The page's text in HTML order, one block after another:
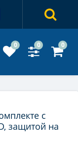
0 0 0
с
защитой на